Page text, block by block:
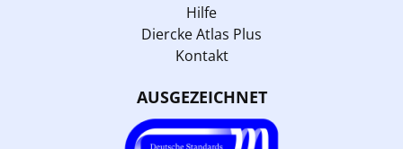
Hilfe
Diercke Atlas Plus
Kontakt
AUSGEZEICHNET